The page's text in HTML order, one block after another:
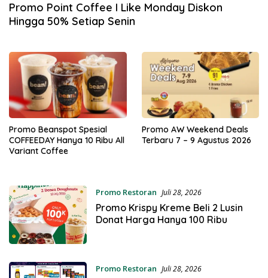
Promo Point Coffee I Like Monday Diskon
Hingga 50% Setiap Senin
Promo Beanspot Spesial
COFFEEDAY Hanya 10 Ribu All
Variant Coffee
Promo AW Weekend Deals
Terbaru 7 – 9 Agustus 2026
Promo Restoran Juli 28, 2026
Promo Krispy Kreme Beli 2 Lusin
Donat Harga Hanya 100 Ribu
Promo Restoran Juli 28, 2026